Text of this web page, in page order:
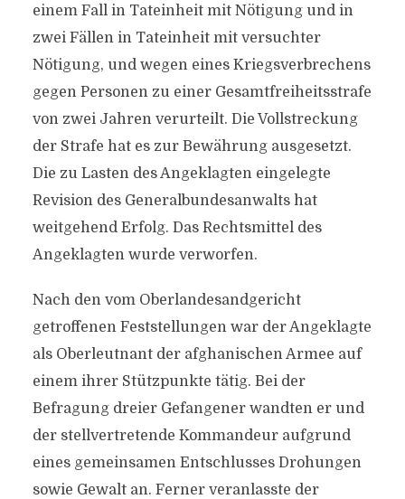
einem Fall in Tateinheit mit Nötigung und in
zwei Fällen in Tateinheit mit versuchter
Nötigung, und wegen eines Kriegsverbrechens
gegen Personen zu einer Gesamtfreiheitsstrafe
von zwei Jahren verurteilt. Die Vollstreckung
der Strafe hat es zur Bewährung ausgesetzt.
Die zu Lasten des Angeklagten eingelegte
Revision des Generalbundesanwalts hat
weitgehend Erfolg. Das Rechtsmittel des
Angeklagten wurde verworfen.
Nach den vom Oberlandesandgericht
getroffenen Feststellungen war der Angeklagte
als Oberleutnant der afghanischen Armee auf
einem ihrer Stützpunkte tätig. Bei der
Befragung dreier Gefangener wandten er und
der stellvertretende Kommandeur aufgrund
eines gemeinsamen Entschlusses Drohungen
sowie Gewalt an. Ferner veranlasste der